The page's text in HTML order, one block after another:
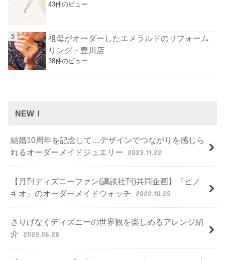
43件のビュー
祖母がオーダーしたエメラルドのリフォーム
リング・豊川店
38件のビュー
NEW！
結婚10周年を記念して…デザインでつながりを感じら
れるオーダーメイドジュエリー
2023.11.22
【月刊ディズニーファン(講談社刊)共同企画】『ピノ
キオ』のオーダーメイドウォッチ
2022.10.25
さりげなくディズニーの世界観を楽しめるアレンジ紹
介
2022.06.28